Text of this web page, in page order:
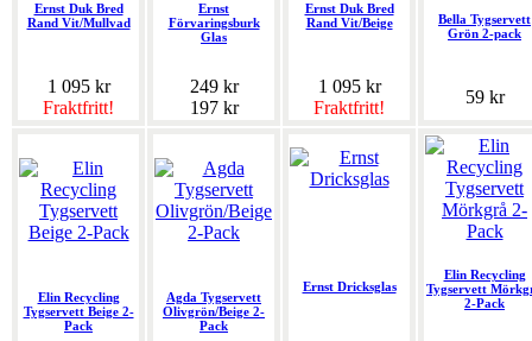
Ernst Duk Bred
Rand Vit/Mullvad
1 095 kr
Fraktfritt!
Ernst
Förvaringsburk
Glas
249 kr
197 kr
Ernst Duk Bred
Rand Vit/Beige
1 095 kr
Fraktfritt!
Bella Tygservett
Grön 2-pack
59 kr
Elin Recycling
Tygservett Beige 2-
Pack
Agda Tygservett
Olivgrön/Beige 2-
Pack
Ernst Dricksglas
Elin Recycling
Tygservett
2-Pack